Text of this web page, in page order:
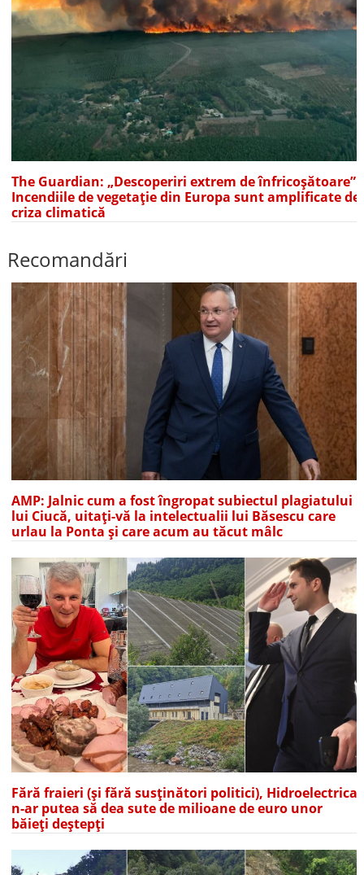
The Guardian: „Descoperiri extrem de înfricoșătoare”.
Incendiile de vegetație din Europa sunt amplificate de
criza climatică
Recomandări
AMP: Jalnic cum a fost îngropat subiectul plagiatului
lui Ciucă, uitați-vă la intelectualii lui Băsescu care
urlau la Ponta și care acum au tăcut mâlc
Fără fraieri (și fără susținători politici), Hidroelectrica
n-ar putea să dea sute de milioane de euro unor
băieți deștepți